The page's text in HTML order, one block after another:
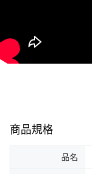
商品規格
品名